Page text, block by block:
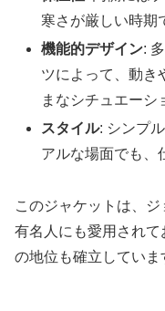
寒さが厳しい時期
機能的デザイン:
ツによって、動き
まなシチュエーシ
スタイル: シンプ
アルな場面でも、
このジャケットは、
有名人にも愛用され
の地位も確立していま